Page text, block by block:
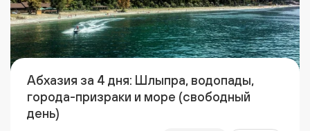
Абхазия за 4 дня: Шлыпра, водопады,
города-призраки и море (свободный
день)